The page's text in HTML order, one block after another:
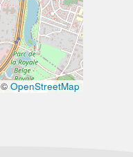
©OpenStreetMap